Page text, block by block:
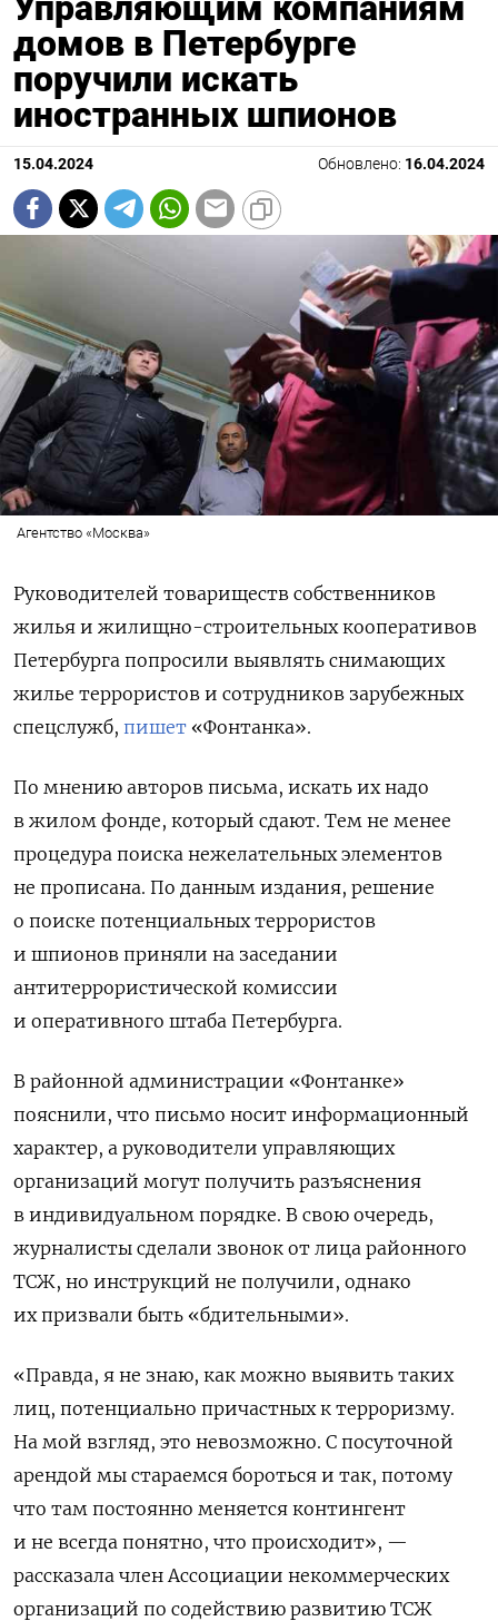
домов в Петербурге
поручили искать
иностранных шпионов
15.04.2024 Обновлено: 16.04.2024
Агентство «Москва»
Руководителей товариществ собственников
жилья и жилищно-строительных кооперативов
Петербурга попросили выявлять снимающих
жилье террористов и сотрудников зарубежных
спецслужб, пишет «Фонтанка».
По мнению авторов письма, искать их надо
в жилом фонде, который сдают. Тем не менее
процедура поиска нежелательных элементов
не прописана. По данным издания, решение
о поиске потенциальных террористов
и шпионов приняли на заседании
антитеррористической комиссии
и оперативного штаба Петербурга.
В районной администрации «Фонтанке»
пояснили, что письмо носит информационный
характер, а руководители управляющих
организаций могут получить разъяснения
в индивидуальном порядке. В свою очередь,
журналисты сделали звонок от лица районного
ТСЖ, но инструкций не получили, однако
их призвали быть «бдительными».
«Правда, я не знаю, как можно выявить таких
лиц, потенциально причастных к терроризму.
На мой взгляд, это невозможно. С посуточной
арендой мы стараемся бороться и так, потому
что там постоянно меняется контингент
и не всегда понятно, что происходит», —
рассказала член Ассоциации некоммерческих
организаций по содействию развитию ТСЖ